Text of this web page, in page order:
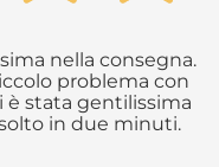
nella consegna.
problema con
è stata gentilissima
in due minuti.